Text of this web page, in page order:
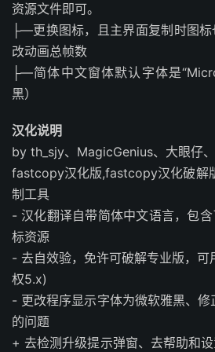
资源文件即可。
├—更换图标，且主界面复制时图
改动画总帧数
├—简体中文窗体默认字体是
黑）
汉化说明
by th_sjy、MagicGenius、大眼仔
fastcopy汉化版,fastcopy汉化破解
制工具
- 汉化翻译自带简体中文语言，包
标资源
- 去自效验，免许可破解专业版，可
权5.x)
- 更改程序显示字体为微软雅黑、
的问题
+ 去检测升级提示弹窗、去帮助和